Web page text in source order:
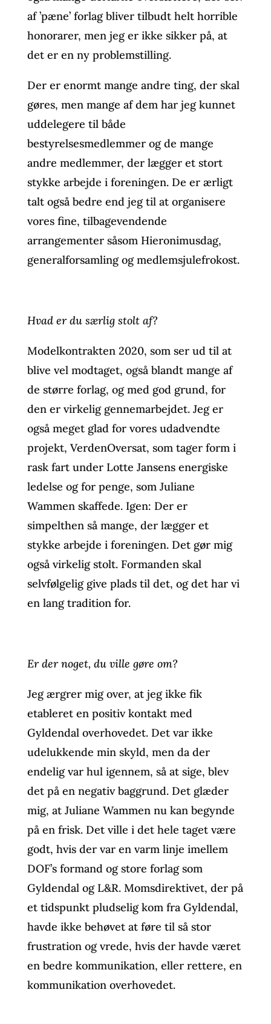
af ’pæne’ forlag bliver tilbudt helt horrible
honorarer, men jeg er ikke sikker på, at
det er en ny problemstilling.
Der er enormt mange andre ting, der skal
gøres, men mange af dem har jeg kunnet
uddelegere til både
bestyrelsesmedlemmer og de mange
andre medlemmer, der lægger et stort
stykke arbejde i foreningen. De er ærligt
talt også bedre end jeg til at organisere
vores fine, tilbagevendende
arrangementer såsom Hieronimusdag,
generalforsamling og medlemsjulefrokost.
Hvad er du særlig stolt af?
Modelkontrakten 2020, som ser ud til at
blive vel modtaget, også blandt mange af
de større forlag, og med god grund, for
den er virkelig gennemarbejdet. Jeg er
også meget glad for vores udadvendte
projekt, VerdenOversat, som tager form i
rask fart under Lotte Jansens energiske
ledelse og for penge, som Juliane
Wammen skaffede. Igen: Der er
simpelthen så mange, der lægger et
stykke arbejde i foreningen. Det gør mig
også virkelig stolt. Formanden skal
selvfølgelig give plads til det, og det har vi
en lang tradition for.
Er der noget, du ville gøre om?
Jeg ærgrer mig over, at jeg ikke fik
etableret en positiv kontakt med
Gyldendal overhovedet. Det var ikke
udelukkende min skyld, men da der
endelig var hul igennem, så at sige, blev
det på en negativ baggrund. Det glæder
mig, at Juliane Wammen nu kan begynde
på en frisk. Det ville i det hele taget være
godt, hvis der var en varm linje imellem
DOF’s formand og store forlag som
Gyldendal og L&R. Momsdirektivet, der på
et tidspunkt pludselig kom fra Gyldendal,
havde ikke behøvet at føre til så stor
frustration og vrede, hvis der havde været
en bedre kommunikation, eller rettere, en
kommunikation overhovedet.